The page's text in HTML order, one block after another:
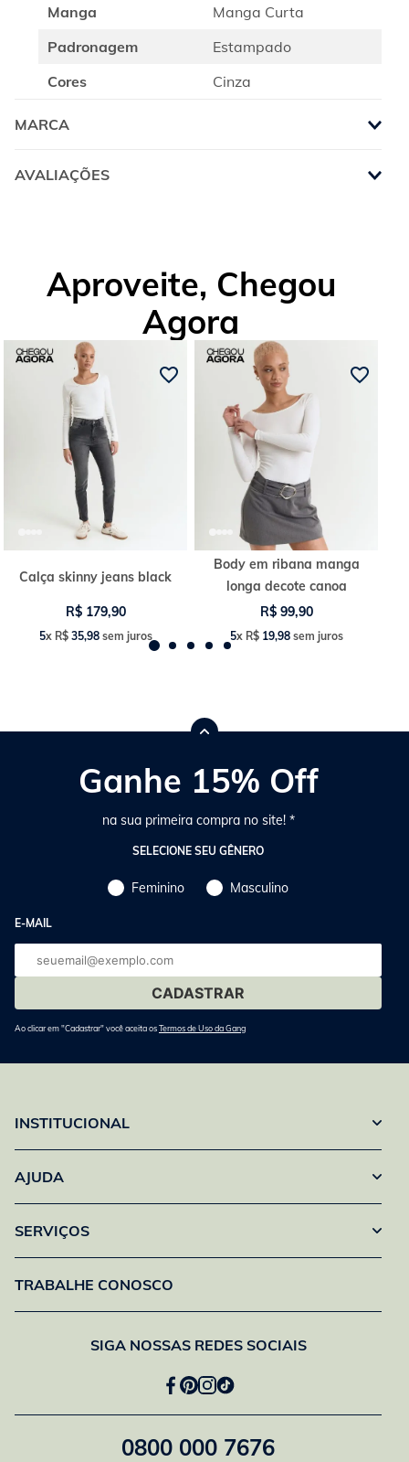
Manga
Manga Curta
Padronagem
Estampado
Cores
Cinza
MARCA
AVALIAÇÕES
Aproveite, Chegou
Agora
Calça skinny jeans black
R$ 179,90
5x R$ 35,98sem juros
Body em ribana manga
longa decote canoa
R$ 99,90
5x R$ 19,98sem juros
Ganhe 15% Off
na sua primeira compra no site! *
SELECIONE SEU GÊNERO
Feminino Masculino
E-MAIL
E-
mail
Ao clicar em "Cadastrar" você aceita osTermos de Uso da Gang
INSTITUCIONAL
AJUDA
SERVIÇOS
TRABALHE CONOSCO
SIGA NOSSAS REDES SOCIAIS
0800 000 7676